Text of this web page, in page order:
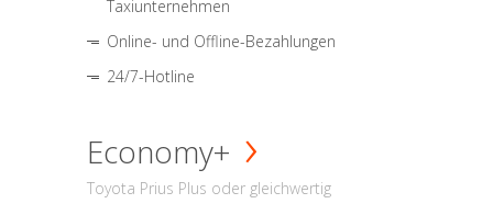
Taxiunternehmen
Online- und Offline-Bezahlungen
24/7-Hotline
Economy+
Toyota Prius Plus oder gleichwertig